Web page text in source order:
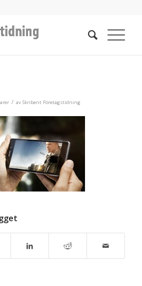
/ av Skribent Företagstidning